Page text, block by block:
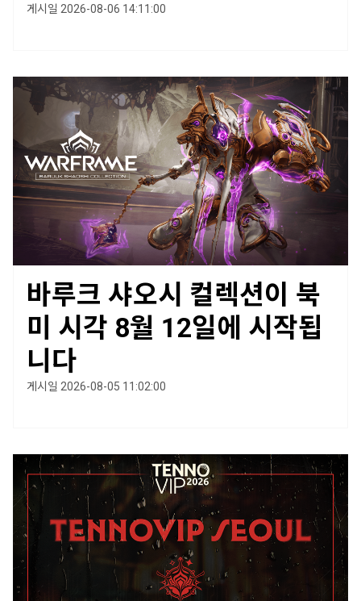
게시일 2026-08-06 14:11:00
바루크 샤오시 컬렉션이 북
미 시각 8월 12일에 시작됩
니다
게시일 2026-08-05 11:02:00